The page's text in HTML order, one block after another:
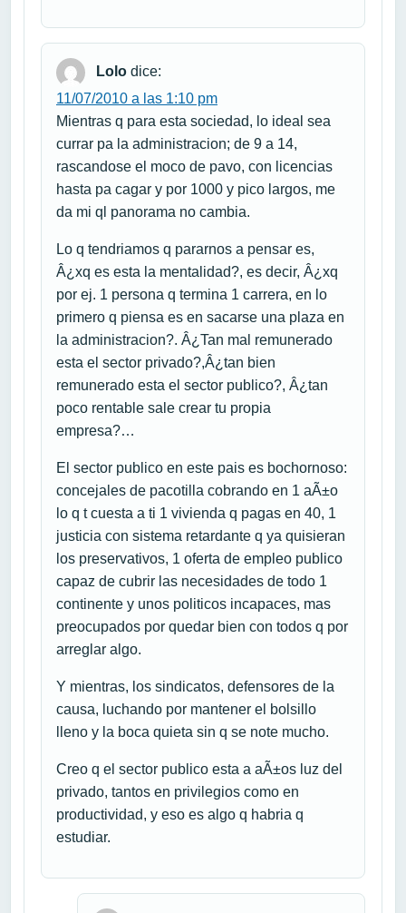
Lolo dice:
11/07/2010 a las 1:10 pm
Mientras q para esta sociedad, lo ideal sea
currar pa la administracion; de 9 a 14,
rascandose el moco de pavo, con licencias
hasta pa cagar y por 1000 y pico largos, me
da mi ql panorama no cambia.
Lo q tendriamos q pararnos a pensar es,
Â¿xq es esta la mentalidad?, es decir, Â¿xq
por ej. 1 persona q termina 1 carrera, en lo
primero q piensa es en sacarse una plaza en
la administracion?. Â¿Tan mal remunerado
esta el sector privado?,Â¿tan bien
remunerado esta el sector publico?, Â¿tan
poco rentable sale crear tu propia
empresa?…
El sector publico en este pais es bochornoso:
concejales de pacotilla cobrando en 1 aÃ±o
lo q t cuesta a ti 1 vivienda q pagas en 40, 1
justicia con sistema retardante q ya quisieran
los preservativos, 1 oferta de empleo publico
capaz de cubrir las necesidades de todo 1
continente y unos politicos incapaces, mas
preocupados por quedar bien con todos q por
arreglar algo.
Y mientras, los sindicatos, defensores de la
causa, luchando por mantener el bolsillo
lleno y la boca quieta sin q se note mucho.
Creo q el sector publico esta a aÃ±os luz del
privado, tantos en privilegios como en
productividad, y eso es algo q habria q
estudiar.